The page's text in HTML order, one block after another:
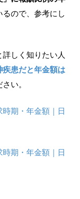
るので、参考にし
しく知りたい人
疾患だと年金額は
い。
期・年金額｜日
期・年金額｜日